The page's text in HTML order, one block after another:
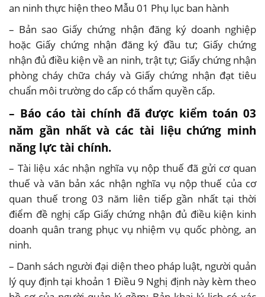
an ninh thực hiện theo Mẫu 01 Phụ lục ban hành
– Bản sao Giấy chứng nhận đăng ký doanh nghiệp
hoặc Giấy chứng nhận đăng ký đầu tư; Giấy chứng
nhận đủ điều kiện về an ninh, trật tự; Giấy chứng nhận
phòng cháy chữa cháy và Giấy chứng nhận đạt tiêu
chuẩn môi trường do cấp có thẩm quyền cấp.
– Báo cáo tài chính đã được kiểm toán 03
năm gần nhất và các tài liệu chứng minh
năng lực tài chính.
– Tài liệu xác nhận nghĩa vụ nộp thuế đã gửi cơ quan
thuế và văn bản xác nhận nghĩa vụ nộp thuế của cơ
quan thuế trong 03 năm liên tiếp gần nhất tại thời
điểm đề nghị cấp Giấy chứng nhận đủ điều kiện kinh
doanh quân trang phục vụ nhiệm vụ quốc phòng, an
ninh.
– Danh sách người đại diện theo pháp luật, người quản
lý quy định tại khoản 1 Điều 9 Nghị định này kèm theo